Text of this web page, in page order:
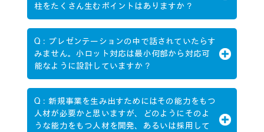
柱をたくさん生むポイントはありますか？
Q：プレゼンテーションの中で話されていたらす
みません。小ロット対応は最小何部から対応可
能なように設計していますか？
Q：新規事業を生み出すためにはその能力をもつ
人材が必要かと思いますが、どのようにそのよ
うな能力をもつ人材を開発、あるいは採用して